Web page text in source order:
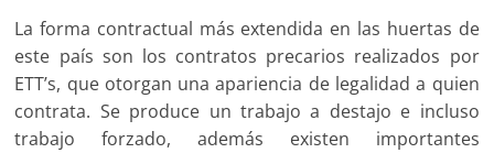
La forma contractual más extendida en las huertas de
este país son los contratos precarios realizados por
ETT’s, que otorgan una apariencia de legalidad a quien
contrata. Se produce un trabajo a destajo e incluso
trabajo forzado, además existen importantes